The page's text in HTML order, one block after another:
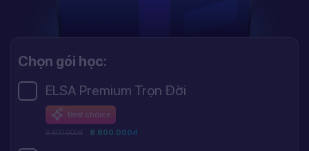
Chọn gói học:
ELSA Premium Trọn Đời
Best choice
8.800.000đ 8.800.000đ